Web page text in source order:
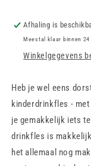
Afhaling is
Meestal klaar binnen 24
Winkelgegevens
Heb je wel eens
kinderdrinkfles -
je gemakkelijk iets
drinkfles is
het allemaal nog